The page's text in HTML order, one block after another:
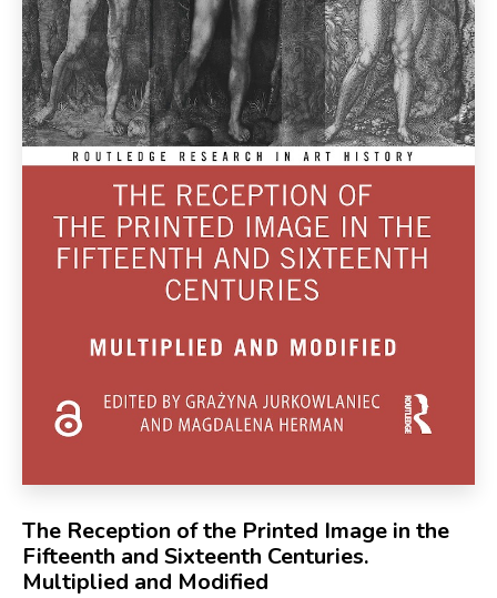
The Reception of the Printed Image in the
Fifteenth and Sixteenth Centuries.
Multiplied and Modified